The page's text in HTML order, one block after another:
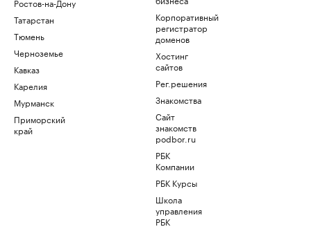
Татарстан
Тюмень
Черноземье
Кавказ
Карелия
Мурманск
Приморский
край
Корпоративный
регистратор
доменов
Хостинг
сайтов
Рег.решения
Знакомства
Сайт
знакомств
podbor.ru
РБК
Компании
РБК Курсы
Школа
управления
РБК